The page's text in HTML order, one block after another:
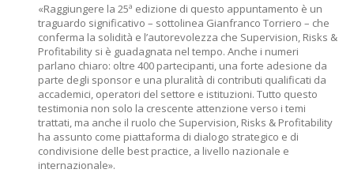
«Raggiungere la 25ª edizione di questo appuntamento è un
traguardo significativo – sottolinea Gianfranco Torriero – che
conferma la solidità e l’autorevolezza che Supervision, Risks &
Profitability si è guadagnata nel tempo. Anche i numeri
parlano chiaro: oltre 400 partecipanti, una forte adesione da
parte degli sponsor e una pluralità di contributi qualificati da
accademici, operatori del settore e istituzioni. Tutto questo
testimonia non solo la crescente attenzione verso i temi
trattati, ma anche il ruolo che Supervision, Risks & Profitability
ha assunto come piattaforma di dialogo strategico e di
condivisione delle best practice, a livello nazionale e
internazionale».